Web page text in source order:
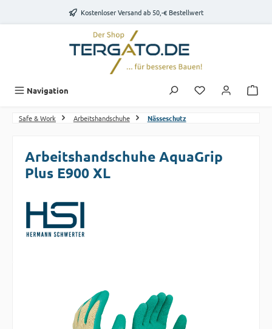
Zum Hauptinhalt springenKostenloser Versand ab 50,-€ Bestellwert
Navigation Du hast 0
Safe & Work Arbeitshandschuhe Nässeschutz
Arbeitshandschuhe AquaGrip
Plus E900 XL